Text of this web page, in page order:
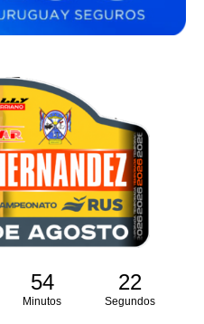
54
Minutos
21
Segundos